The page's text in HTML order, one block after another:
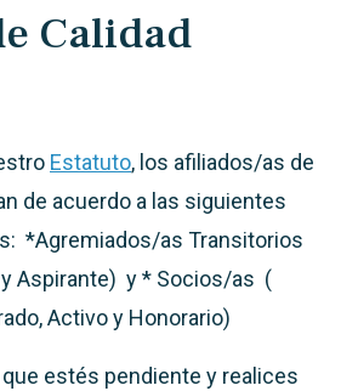
Calidad
Estatuto, los afiliados/as de
de acuerdo a las siguientes
*Agremiados/as Transitorios
Aspirante) y * Socios/as (
Activo y Honorario)
estés pendiente y realices